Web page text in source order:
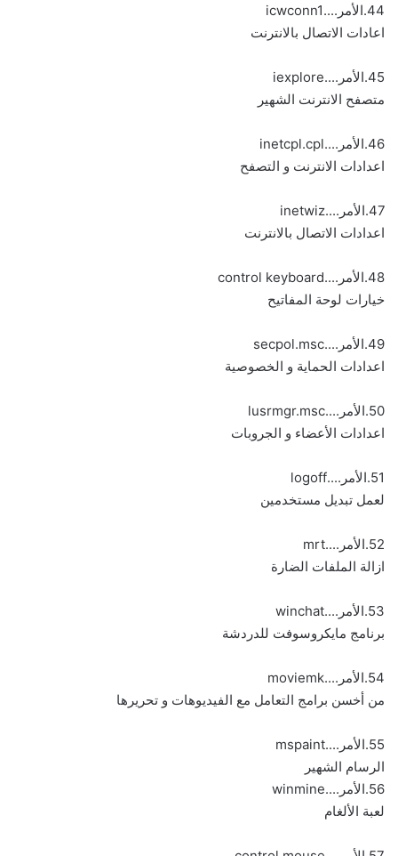
44.الأمر....icwconn1
اعادات الاتصال بالانترنت
45.الأمر....iexplore
متصفح الانترنت الشهير
46.الأمر....inetcpl.cpl
اعدادات الانترنت و التصفح
47.الأمر....inetwiz
اعدادات الاتصال بالانترنت
48.الأمر....control keyboard
خيارات لوحة المفاتيح
49.الأمر....secpol.msc
اعدادات الحماية و الخصوصية
50.الأمر....lusrmgr.msc
اعدادات الأعضاء و الجروبات
51.الأمر....logoff
لعمل تبديل مستخدمين
52.الأمر....mrt
ازالة الملفات الضارة
53.الأمر....winchat
برنامج مايكروسوفت للدردشة
54.الأمر....moviemk
من أخسن برامج التعامل مع الفيديوهات و تحريرها
55.الأمر....mspaint
الرسام الشهير
56.الأمر....winmine
لعبة الألغام